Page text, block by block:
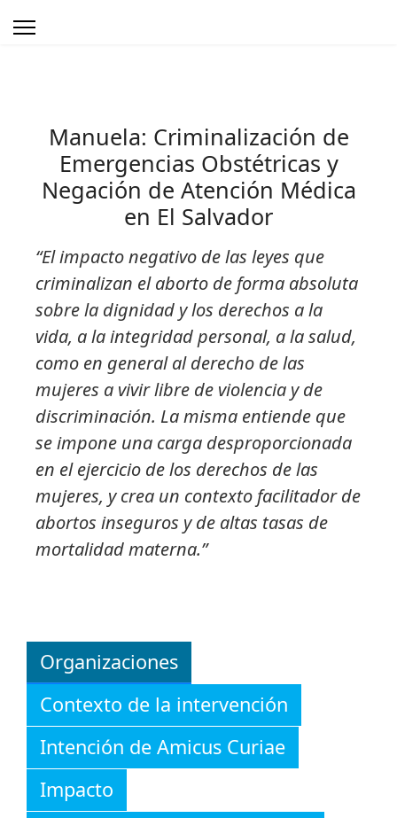
Manuela: Criminalización de
Emergencias Obstétricas y
Negación de Atención Médica
en El Salvador
“El impacto negativo de las leyes que
criminalizan el aborto de forma absoluta
sobre la dignidad y los derechos a la
vida, a la integridad personal, a la salud,
como en general al derecho de las
mujeres a vivir libre de violencia y de
discriminación. La misma entiende que
se impone una carga desproporcionada
en el ejercicio de los derechos de las
mujeres, y crea un contexto facilitador de
abortos inseguros y de altas tasas de
mortalidad materna.”
Organizaciones
Contexto de la intervención
Intención de Amicus Curiae
Impacto